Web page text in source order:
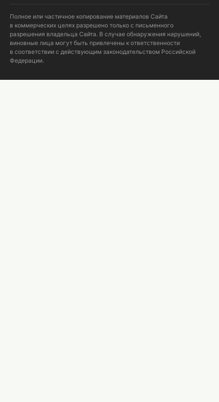
Полное или частичное копирование материалов Сайта
в коммерческих целях разрешено только с письменного
разрешения владельца Сайта. В случае обнаружения нарушений,
виновные лица могут быть привлечены к ответственности
в соответствии с действующим законодательством Российской
Федерации.